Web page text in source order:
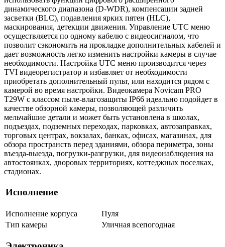
динамического диапазона (D-WDR), компенсации задней
засветки (BLC), подавления ярких пятен (HLC),
маскирования, детекции движения. Управление UTC меню
осуществляется по одному кабелю с видеосигналом, что
позволит сэкономить на прокладке дополнительных кабелей и
дает возможность легко изменить настройки камеры в случае
необходимости. Настройка UTC меню производится через
TVI видеорегистратор и избавляет от необходимости
приобретать дополнительный пульт, или находится рядом с
камерой во время настройки. Видеокамера Novicam PRO
T29W с классом пыле-влагозащиты IP66 идеально подойдет в
качестве обзорной камеры, позволяющей различить
мельчайшие детали и может быть установлена в школах,
подъездах, подземных переходах, парковках, автозаправках,
торговых центрах, вокзалах, банках, офисах, магазинах, для
обзора пространств перед зданиями, обзора периметра, зоны
въезда-выезда, погрузки-разгрузки, для видеонаблюдения на
автостоянках, дворовых территориях, коттеджных поселках,
стадионах.
Исполнение
Исполнение корпуса
Пуля
Тип камеры
Уличная всепогодная